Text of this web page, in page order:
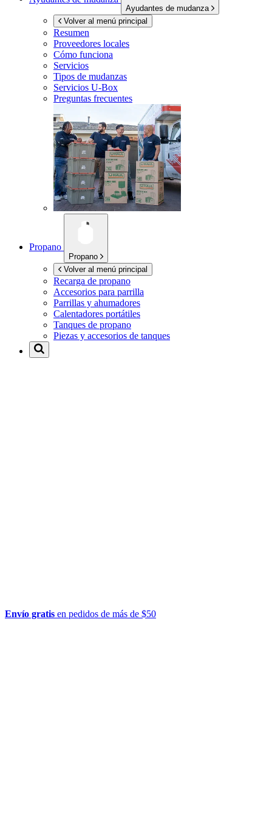
Ayudantes de mudanza
Volver al menú principal
Resumen
Proveedores locales
Cómo funciona
Servicios
Tipos de mudanzas
Servicios U-Box
Preguntas frecuentes
Propano
Propano
Volver al menú principal
Recarga de propano
Accesorios para parrilla
Parrillas y ahumadores
Calentadores portátiles
Tanques de propano
Piezas y accesorios de tanques
Envío gratis en pedidos de más de $50